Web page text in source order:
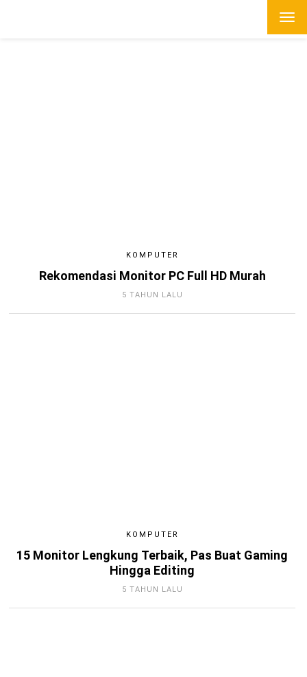
KOMPUTER
Rekomendasi Monitor PC Full HD Murah
5 TAHUN LALU
KOMPUTER
15 Monitor Lengkung Terbaik, Pas Buat Gaming
Hingga Editing
5 TAHUN LALU